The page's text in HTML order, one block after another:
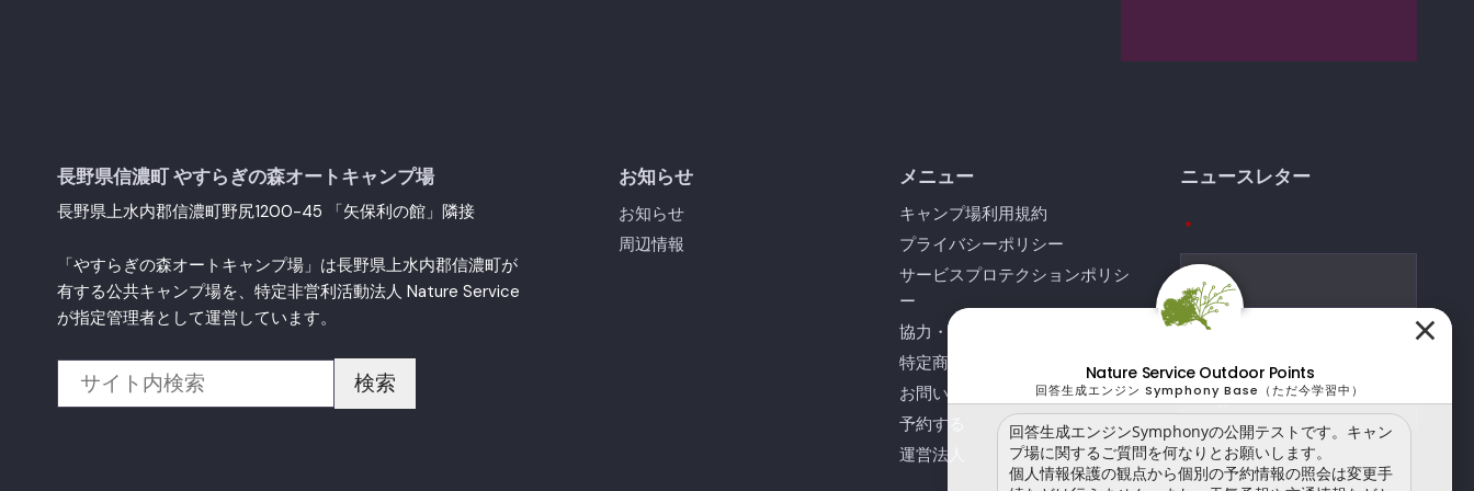
長野県信濃町 やすらぎの森オートキャンプ場
長野県上水内郡信濃町野尻1200-45 「矢保利の館」隣接
「やすらぎの森オートキャンプ場」は長野県上水内郡信濃町が
有する公共キャンプ場を、特定非営利活動法人 Nature Service
が指定管理者として運営しています。
検索
お知らせ
お知らせ
周辺情報
メニュー
キャンプ場利用規約
プライバシーポリシー
サービスプロテクションポリシ
ー
協力・連携団体
特定商取引法に基づく表記
お問い合わせ
予約する
運営法人
ニュースレター
*
*
×
Nature Service Outdoor Points
回答生成エンジン Symphony Base（ただ今学習中）
回答生成エンジンSymphonyの公開テストです。キャン
プ場に関するご質問を何なりとお願いします。
個人情報保護の観点から個別の予約情報の照会は変更手